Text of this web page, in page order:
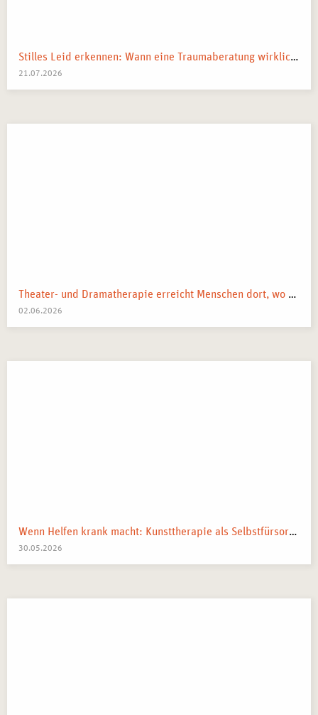
Stilles Leid erkennen: Wann eine Traumaberatung wirklich der richtige Schritt ist
21.07.2026
Theater- und Dramatherapie erreicht Menschen dort, wo Worte manchmal nicht mehr weiterkommen.
02.06.2026
Wenn Helfen krank macht: Kunsttherapie als Selbstfürsorge in pflegenden und beratenden Berufen
30.05.2026